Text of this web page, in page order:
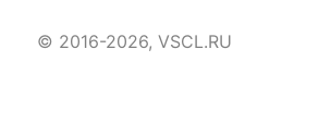
© 2016-2026, VSCL.RU